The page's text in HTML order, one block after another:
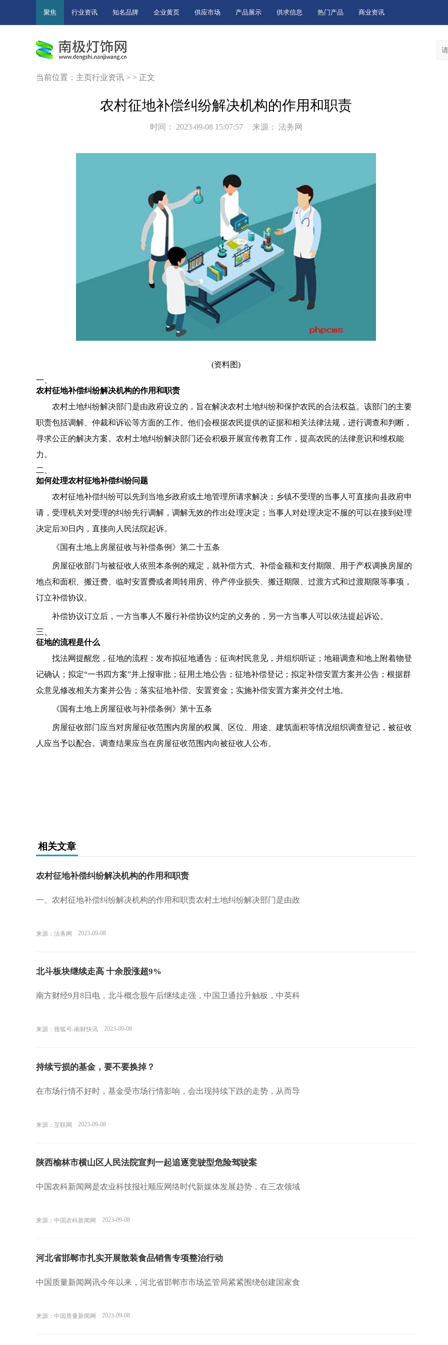
聚焦 行业资讯 知名品牌 企业黄页 供应市场 产品展示 供求信息 热门产品 商业资讯
当前位置： 主页行业资讯 > > 正文
农村征地补偿纠纷解决机构的作用和职责
时间： 2023-09-08 15:07:57 来源： 法务网
(资料图)
一、
农村征地补偿纠纷解决机构的作用和职责
农村土地纠纷解决部门是由政府设立的，旨在解决农村土地纠纷和保护农民的合法权益。该部门的主要
职责包括调解、仲裁和诉讼等方面的工作。他们会根据农民提供的证据和相关法律法规，进行调查和判断，
寻求公正的解决方案。农村土地纠纷解决部门还会积极开展宣传教育工作，提高农民的法律意识和维权能
力。
二、
如何处理农村征地补偿纠纷问题
农村征地补偿纠纷可以先到当地乡政府或土地管理所请求解决；乡镇不受理的当事人可直接向县政府申
请，受理机关对受理的纠纷先行调解，调解无效的作出处理决定；当事人对处理决定不服的可以在接到处理
决定后30日内，直接向人民法院起诉。
《国有土地上房屋征收与补偿条例》第二十五条
房屋征收部门与被征收人依照本条例的规定，就补偿方式、补偿金额和支付期限、用于产权调换房屋的
地点和面积、搬迁费、临时安置费或者周转用房、停产停业损失、搬迁期限、过渡方式和过渡期限等事项，
订立补偿协议。
补偿协议订立后，一方当事人不履行补偿协议约定的义务的，另一方当事人可以依法提起诉讼。
三、
征地的流程是什么
找法网提醒您，征地的流程：发布拟征地通告；征询村民意见，并组织听证；地籍调查和地上附着物登
记确认；拟定“一书四方案”并上报审批；征用土地公告；征地补偿登记；拟定补偿安置方案并公告；根据群
众意见修改相关方案并公告；落实征地补偿、安置资金；实施补偿安置方案并交付土地。
《国有土地上房屋征收与补偿条例》第十五条
房屋征收部门应当对房屋征收范围内房屋的权属、区位、用途、建筑面积等情况组织调查登记，被征收
人应当予以配合。调查结果应当在房屋征收范围内向被征收人公布。
相关文章
农村征地补偿纠纷解决机构的作用和职责
一、农村征地补偿纠纷解决机构的作用和职责农村土地纠纷解决部门是由政
来源：法务网 2023-09-08
北斗板块继续走高 十余股涨超9%
南方财经9月8日电，北斗概念股午后继续走强，中国卫通拉升触板，中英科
来源：搜狐号-南财快讯 2023-09-08
持续亏损的基金，要不要换掉？
在市场行情不好时，基金受市场行情影响，会出现持续下跌的走势，从而导
来源：互联网 2023-09-08
陕西榆林市横山区人民法院宣判一起追逐竞驶型危险驾驶案
中国农科新闻网是农业科技报社顺应网络时代新媒体发展趋势，在三农领域
来源：中国农科新闻网 2023-09-08
河北省邯郸市扎实开展散装食品销售专项整治行动
中国质量新闻网讯今年以来，河北省邯郸市市场监管局紧紧围绕创建国家食
来源：中国质量新闻网 2023-09-08